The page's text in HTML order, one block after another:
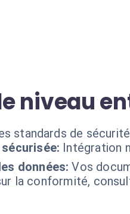
niveau
standards de
Intégration
données: Vos
la conformité,